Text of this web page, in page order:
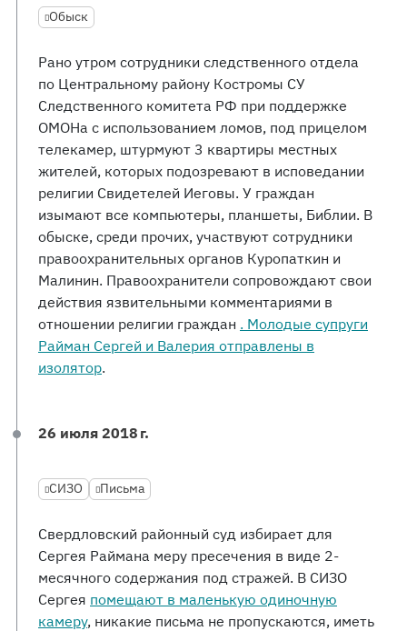
Обыск
Рано утром сотрудники следственного отдела
по Центральному району Костромы СУ
Следственного комитета РФ при поддержке
ОМОНа с использованием ломов, под прицелом
телекамер, штурмуют 3 квартиры местных
жителей, которых подозревают в исповедании
религии Свидетелей Иеговы. У граждан
изымают все компьютеры, планшеты, Библии. В
обыске, среди прочих, участвуют сотрудники
правоохранительных органов Куропаткин и
Малинин. Правоохранители сопровождают свои
действия язвительными комментариями в
отношении религии граждан . Молодые супруги
Райман Сергей и Валерия отправлены в
изолятор.
26 июля 2018 г.
СИЗО Письма
Свердловский районный суд избирает для
Сергея Раймана меру пресечения в виде 2-
месячного содержания под стражей. В СИЗО
Сергея помещают в маленькую одиночную
камеру, никакие письма не пропускаются, иметь